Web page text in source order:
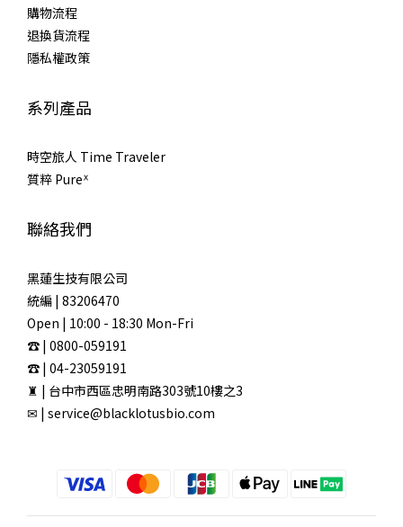
購物流程
退換貨流程
隱私權政策
系列產品
時空旅人 Time Traveler
質粹 Pureᕽ
聯絡我們
黑蓮生技有限公司
統編 | 83206470
Open | 10:00 - 18:30 Mon-Fri
☎ | 0800-059191
☎ | 04-23059191
♜ | 台中市西區忠明南路303號10樓之3
✉ | service@blacklotusbio.com